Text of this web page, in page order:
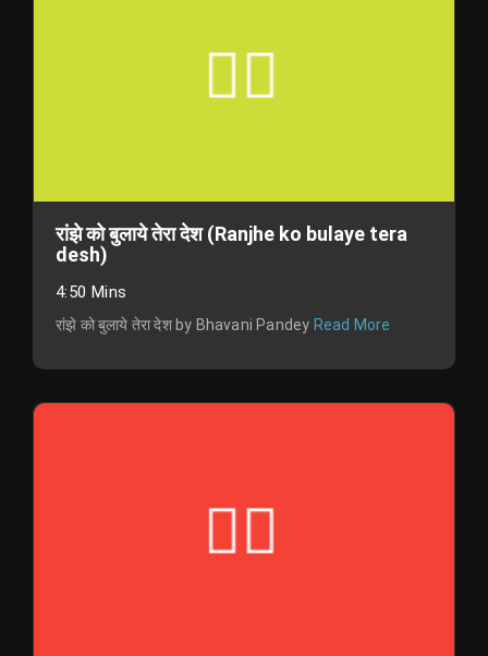
रांझे को बुलाये तेरा देश (Ranjhe ko bulaye tera
desh)
4:50 Mins
रांझे को बुलाये तेरा देश by Bhavani Pandey Read More